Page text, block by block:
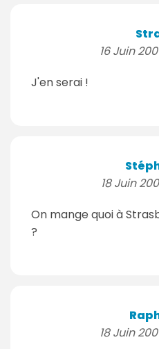
16 Juin
J'en serai !
18 Juin
On mange quoi à
?
18 Juin